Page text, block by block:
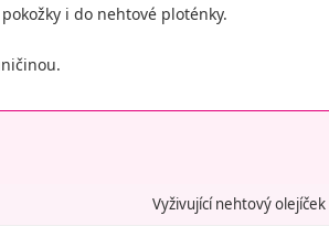
i do nehtové ploténky.
Vyživující nehtový olejíček